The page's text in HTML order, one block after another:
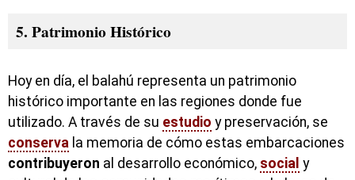
5. Patrimonio Histórico
Hoy en día, el balahú representa un patrimonio
histórico importante en las regiones donde fue
utilizado. A través de su estudio y preservación, se
conserva la memoria de cómo estas embarcaciones
contribuyeron al desarrollo económico, social y